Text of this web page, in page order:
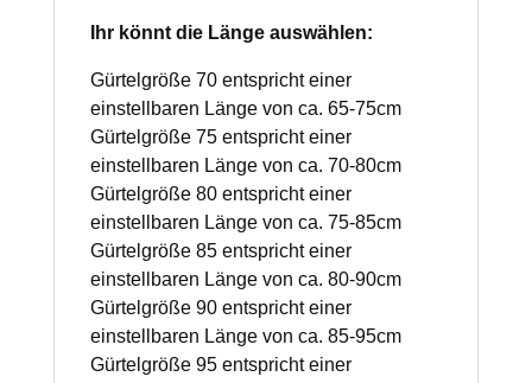
Ihr könnt die Länge auswählen:
Gürtelgröße 70 entspricht einer
einstellbaren Länge von ca. 65-75cm
Gürtelgröße 75 entspricht einer
einstellbaren Länge von ca. 70-80cm
Gürtelgröße 80 entspricht einer
einstellbaren Länge von ca. 75-85cm
Gürtelgröße 85 entspricht einer
einstellbaren Länge von ca. 80-90cm
Gürtelgröße 90 entspricht einer
einstellbaren Länge von ca. 85-95cm
Gürtelgröße 95 entspricht einer